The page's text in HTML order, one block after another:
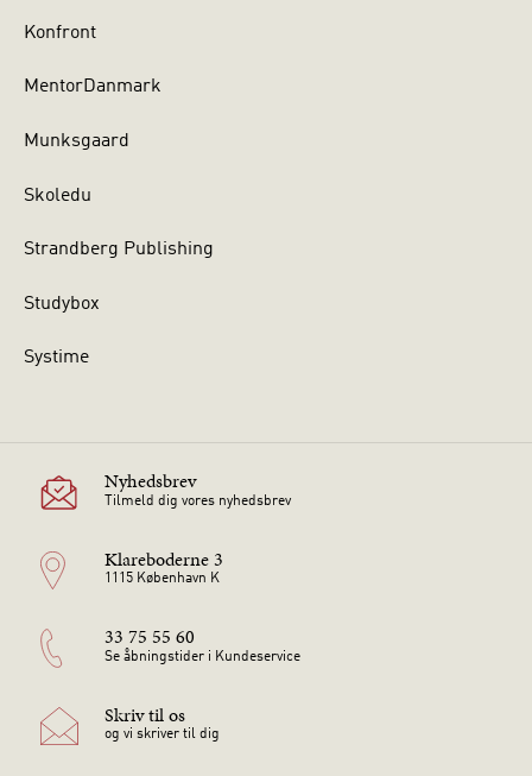
Konfront
MentorDanmark
Munksgaard
Skoledu
Strandberg Publishing
Studybox
Systime
Nyhedsbrev
Tilmeld dig vores nyhedsbrev
Klareboderne 3
1115 København K
33 75 55 60
Se åbningstider i Kundeservice
Skriv til os
og vi skriver til dig